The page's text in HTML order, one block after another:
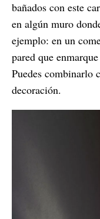
bañados con este
en algún muro
ejemplo: en un
pared que
Puedes combinarlo
decoración.